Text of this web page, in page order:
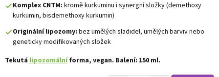
Komplex CNTM: kromě kurkuminu i synergní složky (demethoxy
kurkumin, bisdemethoxy kurkumin)
Originální lipozomy: bez umělých sladidel, umělých barviv nebo
geneticky modifikovaných složek
Tekutá lipozomálníforma, vegan. Balení: 150 ml.